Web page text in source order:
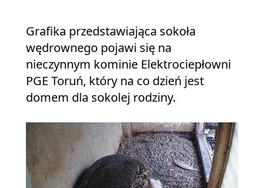
Grafika przedstawiająca sokoła
wędrownego pojawi się na
nieczynnym kominie Elektrociepłowni
PGE Toruń, który na co dzień jest
domem dla sokolej rodziny.